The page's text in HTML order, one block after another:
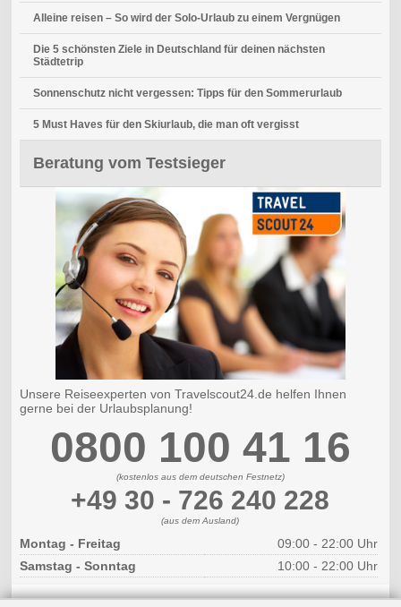
Alleine reisen – So wird der Solo-Urlaub zu einem Vergnügen
Die 5 schönsten Ziele in Deutschland für deinen nächsten
Städtetrip
Sonnenschutz nicht vergessen: Tipps für den Sommerurlaub
5 Must Haves für den Skiurlaub, die man oft vergisst
Beratung vom Testsieger
Unsere Reiseexperten von Travelscout24.de helfen Ihnen
gerne bei der Urlaubsplanung!
0800 100 41 16
(kostenlos aus dem deutschen Festnetz)
+49 30 - 726 240 228
(aus dem Ausland)
Montag - Freitag
09:00 - 22:00 Uhr
Samstag - Sonntag
10:00 - 22:00 Uhr